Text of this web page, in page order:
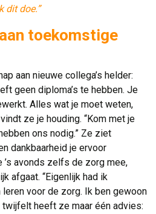
dit doe.”
toekomstige
aan nieuwe collega’s helder:
geen diploma’s te hebben. Je
Alles wat je moet weten,
ze je houding. “Kom met je
ons nodig.” Ze ziet
dankbaarheid je ervoor
avonds zelfs de zorg mee,
afgaat. “Eigenlijk had ik
voor de zorg. Ik ben gewoon
twijfelt heeft ze maar één advies: